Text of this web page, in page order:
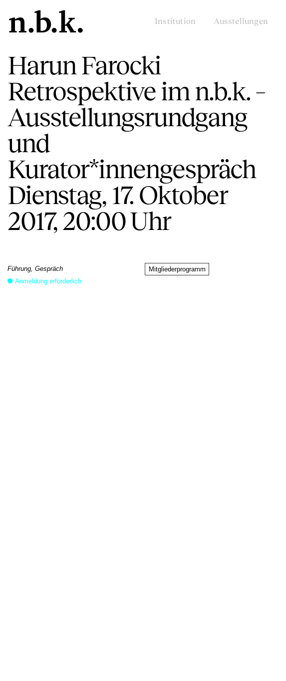
Institution Ausstellungen
Harun Farocki
Retrospektive im n.b.k. –
Ausstellungsrundgang
und
Kurator*innengespräch
Dienstag, 17. Oktober
2017, 20:00 Uhr
Führung, Gespräch
Mitgliederprogramm
Anmeldung erforderlich